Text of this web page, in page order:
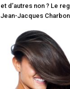
et d’autres non ? Le
Jean-Jacques